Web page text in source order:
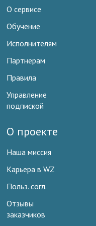
О сервисе
Обучение
Исполнителям
Партнерам
Правила
Управление
подпиской
О проекте
Наша миссия
Карьера в WZ
Польз. согл.
Отзывы
заказчиков